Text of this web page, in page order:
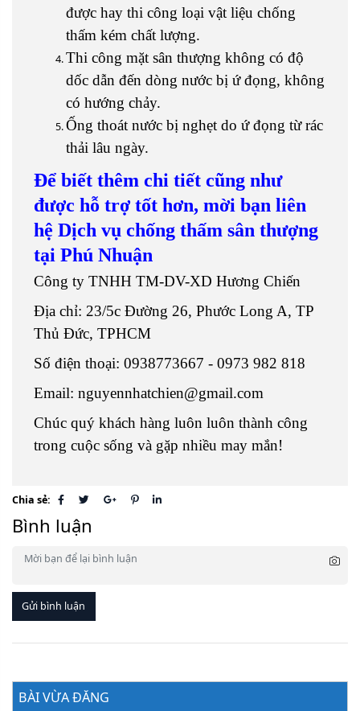
được hay thi công loại vật liệu chống
thấm kém chất lượng.
Thi công mặt sân thượng không có độ
dốc dẫn đến dòng nước bị ứ đọng, không
có hướng chảy.
Ống thoát nước bị nghẹt do ứ đọng từ rác
thải lâu ngày.
Để biết thêm chi tiết cũng như
được hỗ trợ tốt hơn, mời bạn liên
hệ Dịch vụ chống thấm sân thượng
tại Phú Nhuận
Công ty TNHH TM-DV-XD Hương Chiến
Địa chỉ: 23/5c Đường 26, Phước Long A, TP
Thủ Đức, TPHCM
Số điện thoại: 0938773667 - 0973 982 818
Email: nguyennhatchien@gmail.com
Chúc quý khách hàng luôn luôn thành công
trong cuộc sống và gặp nhiều may mắn!
Chia sẻ:
Bình luận
Gửi bình luận
BÀI VỪA ĐĂNG